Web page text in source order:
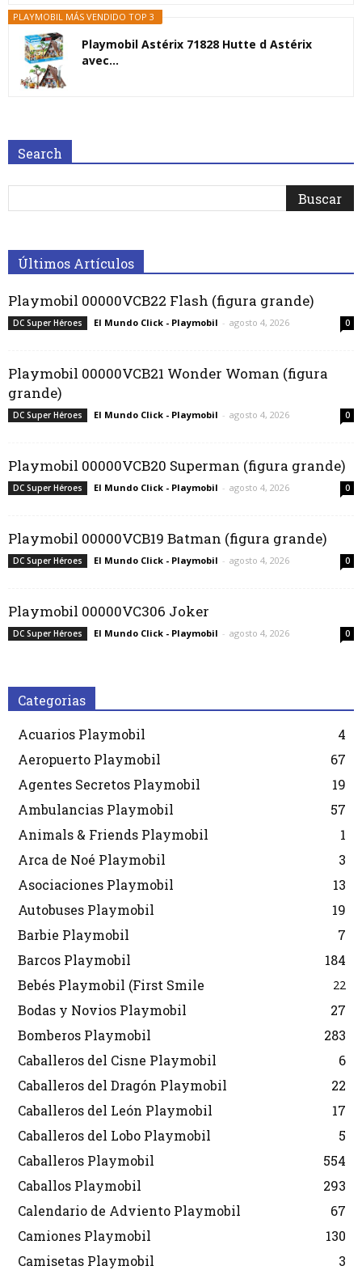
PLAYMOBIL MÁS VENDIDO TOP 3
Playmobil Astérix 71828 Hutte d Astérix
avec...
Search
Últimos Artículos
Playmobil 00000VCB22 Flash (figura grande)
DC Super Héroes El Mundo Click - Playmobil - agosto 4, 2026 0
Playmobil 00000VCB21 Wonder Woman (figura
grande)
DC Super Héroes El Mundo Click - Playmobil - agosto 4, 2026 0
Playmobil 00000VCB20 Superman (figura grande)
DC Super Héroes El Mundo Click - Playmobil - agosto 4, 2026 0
Playmobil 00000VCB19 Batman (figura grande)
DC Super Héroes El Mundo Click - Playmobil - agosto 4, 2026 0
Playmobil 00000VC306 Joker
DC Super Héroes El Mundo Click - Playmobil - agosto 4, 2026 0
Categorias
Acuarios Playmobil
4
Aeropuerto Playmobil
67
Agentes Secretos Playmobil
19
Ambulancias Playmobil
57
Animals & Friends Playmobil
1
Arca de Noé Playmobil
3
Asociaciones Playmobil
13
Autobuses Playmobil
19
Barbie Playmobil
7
Barcos Playmobil
184
Bebés Playmobil (First Smile
22
Bodas y Novios Playmobil
27
Bomberos Playmobil
283
Caballeros del Cisne Playmobil
6
Caballeros del Dragón Playmobil
22
Caballeros del León Playmobil
17
Caballeros del Lobo Playmobil
5
Caballeros Playmobil
554
Caballos Playmobil
293
Calendario de Adviento Playmobil
67
Camiones Playmobil
130
Camisetas Playmobil
3